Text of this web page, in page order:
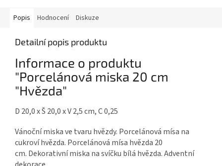
Popis Hodnocení Diskuze
Detailní popis produktu
Informace o produktu
"Porcelánová miska 20 cm
"Hvězda"
D 20,0 x Š 20,0 x V 2,5 cm, C 0,25
Vánoční miska ve tvaru hvězdy. Porcelánová mísa na
cukroví hvězda. Porcelánová mísa hvězda 20
cm. Dekorativní miska na svíčku bílá hvězda. Adventní